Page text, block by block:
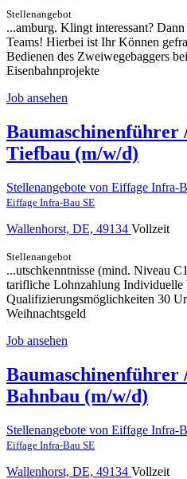
Stellenangebot
...amburg. Klingt interessant?
Teams! Hierbei ist Ihr Können
Bedienen des Zweiwegebaggers
Eisenbahnprojekte
Job ansehen
Baumaschinenführer
Tiefbau (m/w/d)
Stellenangebote von Eiffage Infra-
Eiffage Infra-Bau SE
Wallenhorst, DE, 49134 Vollzeit
Stellenangebot
...utschkenntnisse (mind. Niveau
tarifliche Lohnzahlung Individuelle
Qualifizierungsmöglichkeiten 30
Weihnachtsgeld
Job ansehen
Baumaschinenführer
Bahnbau (m/w/d)
Stellenangebote von Eiffage Infra-
Eiffage Infra-Bau SE
Wallenhorst, DE, 49134 Vollzeit